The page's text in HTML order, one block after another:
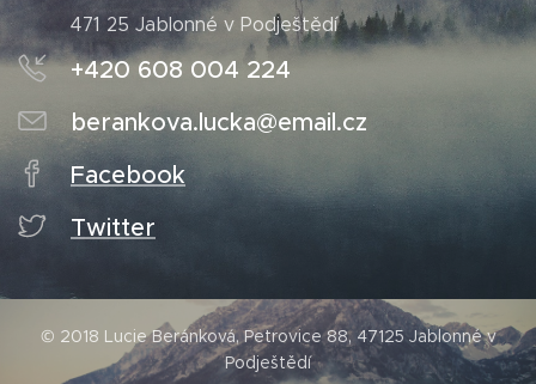
471 25 Jablonné v Podještědí
+420 608 004 224
berankova.lucka@email.cz
Facebook
Twitter
© 2018 Lucie Beránková, Petrovice 88, 47125 Jablonné v
Podještědí